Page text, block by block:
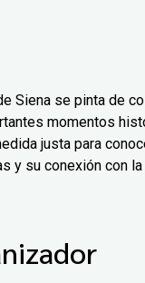
Siena se pinta de
momentos
justa para
y su conexión con